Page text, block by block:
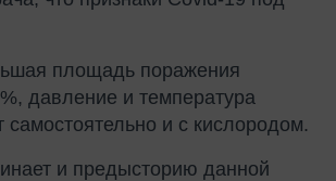
площадь поражения
давление и температура
и с кислородом.
и предысторию данной